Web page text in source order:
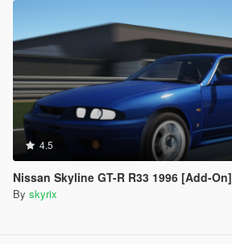
4.5
Nissan Skyline GT-R R33 1996 [Add-On]
By skyrix